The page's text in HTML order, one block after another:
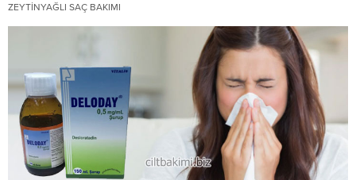
ZEYTINYAĞLI SAÇ BAKIMI